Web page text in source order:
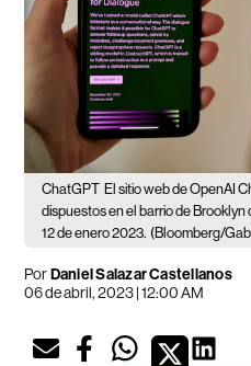
ChatGPT El sitio web de OpenAI
dispuestos en el barrio de Brooklyn
12 de enero 2023. (Bloomberg/
PorDaniel Salazar Castellanos
06 de abril, 2023 | 12:00 AM